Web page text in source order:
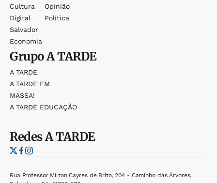
Cultura
Digital
Salvador
Economia
Opinião
Política
GrupoA TARDE
A TARDE
A TARDE FM
MASSA!
A TARDE EDUCAÇÃO
RedesA TARDE
Rua Professor Milton Cayres de Brito, 204 - Caminho das Árvores,